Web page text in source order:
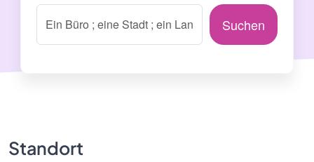
Suchen
Standort